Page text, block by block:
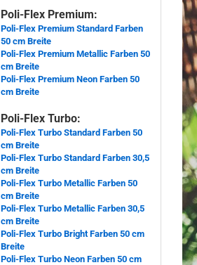
Poli-Flex Premium:
Poli-Flex Premium Standard Farben
50 cm Breite
Poli-Flex Premium Metallic Farben 50
cm Breite
Poli-Flex Premium Neon Farben 50
cm Breite
Poli-Flex Turbo:
Poli-Flex Turbo Standard Farben 50
cm Breite
Poli-Flex Turbo Standard Farben 30,5
cm Breite
Poli-Flex Turbo Metallic Farben 50
cm Breite
Poli-Flex Turbo Metallic Farben 30,5
cm Breite
Poli-Flex Turbo Bright Farben 50 cm
Breite
Poli-Flex Turbo Neon Farben 50 cm